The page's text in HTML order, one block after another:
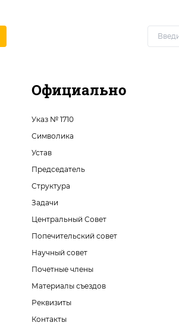
Официально
Указ № 1710
Символика
Устав
Председатель
Структура
Задачи
Центральный Совет
Попечительский совет
Научный совет
Почетные члены
Материалы съездов
Реквизиты
Контакты